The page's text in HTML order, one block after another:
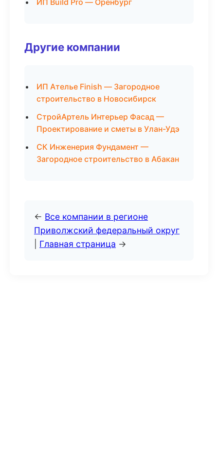
ИП Build Pro — Оренбург
Другие компании
ИП Ателье Finish — Загородное
строительство в Новосибирск
СтройАртель Интерьер Фасад —
Проектирование и сметы в Улан-Удэ
СК Инженерия Фундамент —
Загородное строительство в Абакан
← Все компании в регионе
Приволжский федеральный округ
Главная страница →